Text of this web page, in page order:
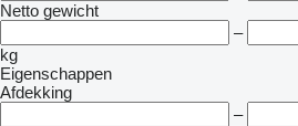
Netto gewicht
–
kg
Eigenschappen
Afdekking
–